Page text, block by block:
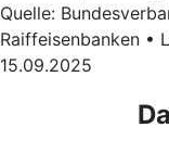
Quelle:
Raiffeisenbanken •
15.09.2025